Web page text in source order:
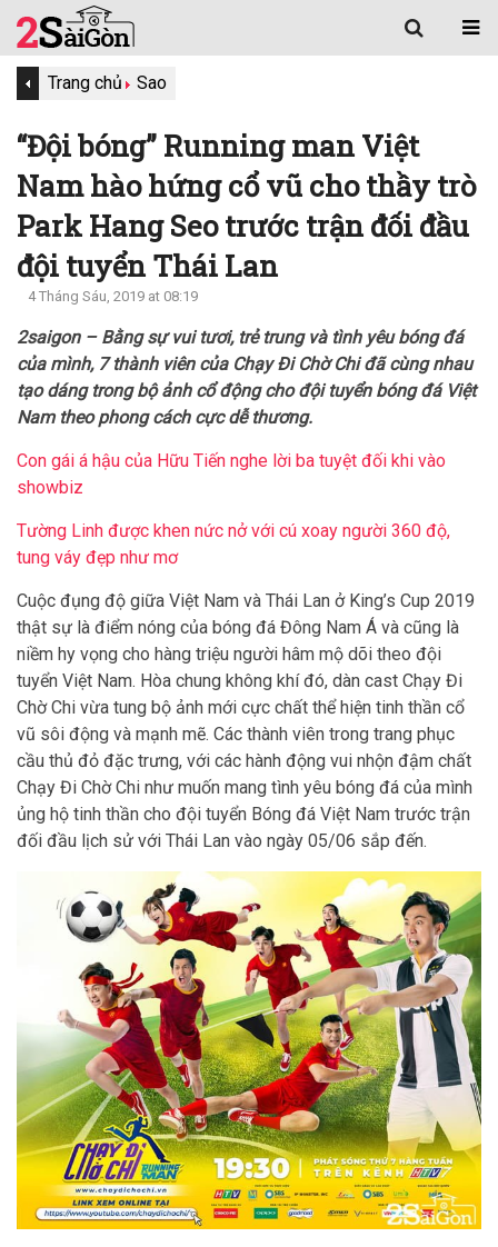
Trang chủ Sao
“Đội bóng” Running man Việt
Nam hào hứng cổ vũ cho thầy trò
Park Hang Seo trước trận đối đầu
đội tuyển Thái Lan
4 Tháng Sáu, 2019 at 08:19
2saigon – Bằng sự vui tươi, trẻ trung và tình yêu bóng đá
của mình, 7 thành viên của Chạy Đi Chờ Chi đã cùng nhau
tạo dáng trong bộ ảnh cổ động cho đội tuyển bóng đá Việt
Nam theo phong cách cực dễ thương.
Con gái á hậu của Hữu Tiến nghe lời ba tuyệt đối khi vào
showbiz
Tường Linh được khen nức nở với cú xoay người 360 độ,
tung váy đẹp như mơ
Cuộc đụng độ giữa Việt Nam và Thái Lan ở King’s Cup 2019
thật sự là điểm nóng của bóng đá Đông Nam Á và cũng là
niềm hy vọng cho hàng triệu người hâm mộ dõi theo đội
tuyển Việt Nam. Hòa chung không khí đó, dàn cast Chạy Đi
Chờ Chi vừa tung bộ ảnh mới cực chất thể hiện tinh thần cổ
vũ sôi động và mạnh mẽ. Các thành viên trong trang phục
cầu thủ đỏ đặc trưng, với các hành động vui nhộn đậm chất
Chạy Đi Chờ Chi như muốn mang tình yêu bóng đá của mình
ủng hộ tinh thần cho đội tuyển Bóng đá Việt Nam trước trận
đối đầu lịch sử với Thái Lan vào ngày 05/06 sắp đến.